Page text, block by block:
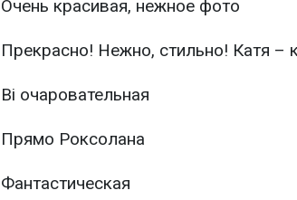
Очень красивая, нежное фото
Прекрасно! Нежно, стильно! Катя –
Ві очаровательная
Прямо Роксолана
Фантастическая